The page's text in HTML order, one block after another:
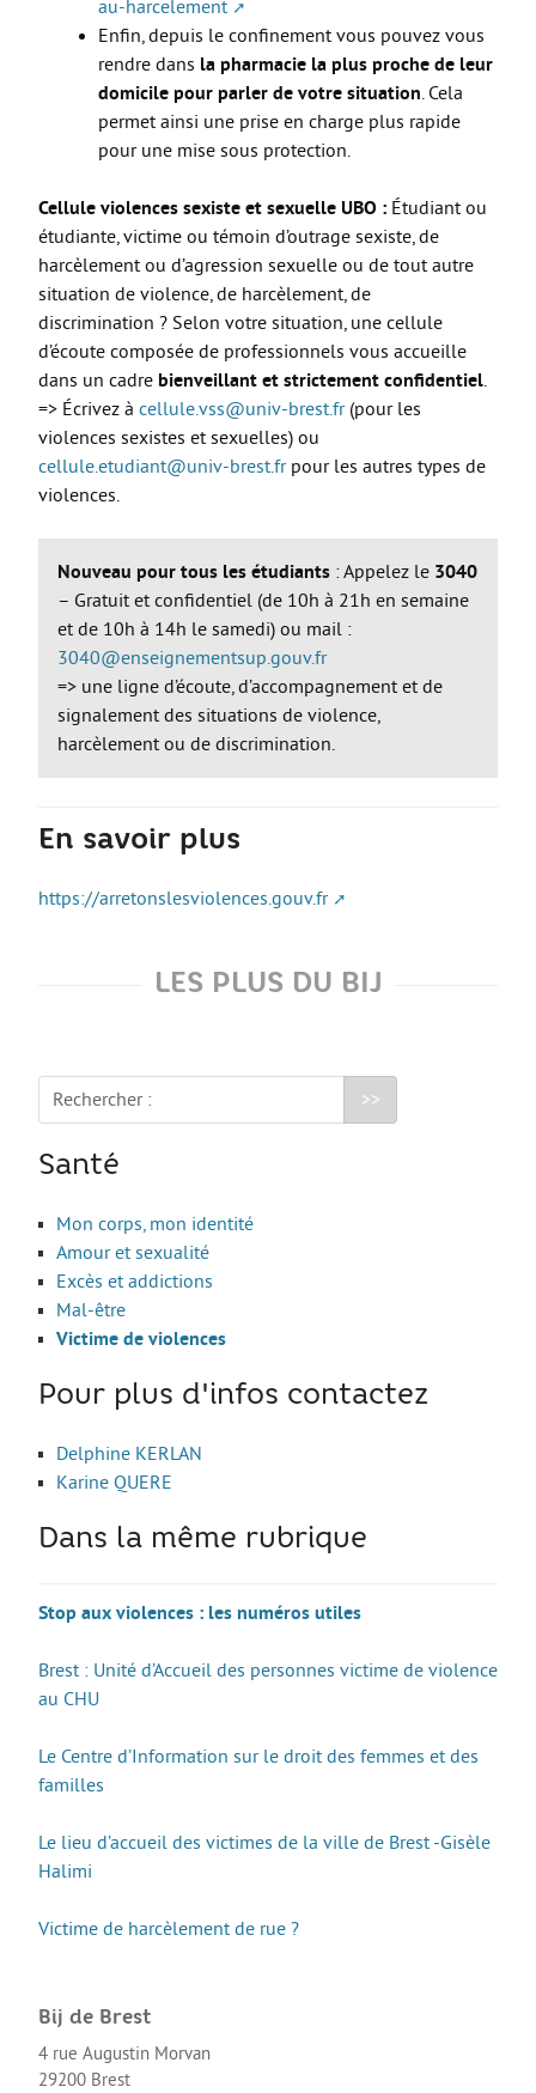
Bafa et animation
La formation continue
Métiers en uniforme
INTERNATIONAL
Préparer son départ
Stages, Études, Formations
Emploi
Volontariat
Bénévolat
Séjours linguistiques / interculturels
Mineur·es
Année de césure
LOGEMENT
Organiser la recherche d’un logement
Chercher un logement
S’installer et vivre dans mon logement
Annonces logement
Partir en vacances
La Culture
SANTÉ
Mon corps, mon identité
Excès et addictions
Mal-être
Victime de violences
ACCÈS RAPIDE
Qui sommes nous
About us
Projets internationaux
au-harcelement
Enfin, depuis le confinement vous pouvez vous
rendre dans la pharmacie la plus proche de leur
domicile pour parler de votre situation . Cela
permet ainsi une prise en charge plus rapide
pour une mise sous protection.
Cellule violences sexiste et sexuelle UBO : Étudiant ou
étudiante, victime ou témoin d’outrage sexiste, de
harcèlement ou d’agression sexuelle ou de tout autre
situation de violence, de harcèlement, de
discrimination ? Selon votre situation, une cellule
d’écoute composée de professionnels vous accueille
dans un cadre bienveillant et strictement confidentiel
=> Écrivez à cellule.vss@univ-brest.fr(pour les
violences sexistes et sexuelles) ou
cellule.etudiant@univ-brest.frpour les autres types de
violences.
Nouveau pour tous les étudiants : Appelez le 3040
– Gratuit et confidentiel (de 10h à 21h en semaine
et de 10h à 14h le samedi) ou mail :
3040@enseignementsup.gouv.fr
=> une ligne d’écoute, d’accompagnement et de
signalement des situations de violence,
harcèlement ou de discrimination.
En savoir plus
https://arretonslesviolences.gouv.fr
LES PLUS DU BIJ
Rechercher :
Santé
Mon corps, mon identité
Amour et sexualité
Excès et addictions
Mal-être
Victime de violences
Pour plus d'infos contactez
Delphine KERLAN
Karine QUERE
Dans la même rubrique
Stop aux violences : les numéros utiles
Brest : Unité d’Accueil des personnes victime de violence
au CHU
Le Centre d’Information sur le droit des femmes et des
familles
Le lieu d’accueil des victimes de la ville de Brest -Gisèle
Halimi
Victime de harcèlement de rue ?
Bij de Brest
4 rue Augustin Morvan
29200 Brest